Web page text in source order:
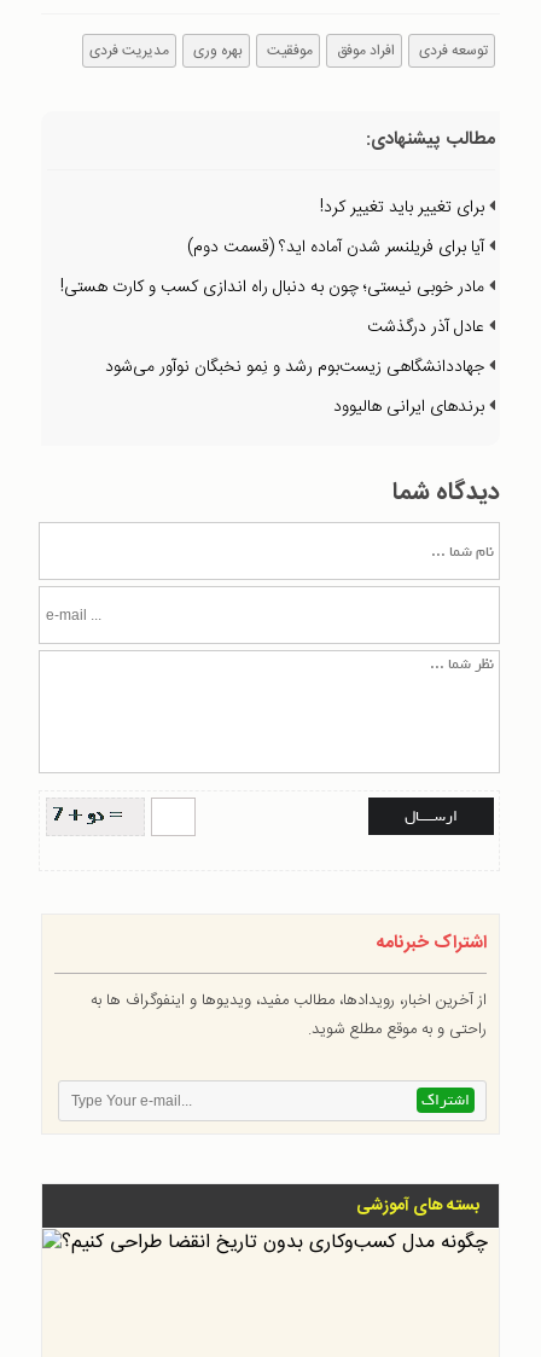
توسعه فردی افراد موفق موفقیت بهره وری مدیریت فردی
مطالب پیشنهادی:
برای تغییر باید تغییر کرد!
آیا برای فریلنسر شدن آماده اید؟ (قسمت دوم)
مادر خوبی نیستی؛ چون به‌ دنبال راه‌ اندازی کسب‌ و‌ کارت هستی!
عادل آذر درگذشت
جهاددانشگاهی زیست‌بوم رشد و نِمو نخبگان نوآور می‌شود
برندهای ایرانی هالیوود
دیدگاه شما
اشتراک خبرنامه
از آخرین اخبار، رویدادها، مطالب مفید، ویدیوها و اینفوگراف ها به
راحتی و به موقع مطلع شوید.
بسته های آموزشی